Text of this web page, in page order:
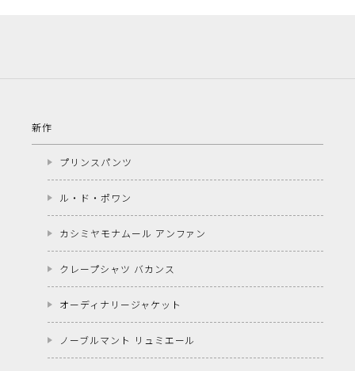
新作
プリンスパンツ
ル・ド・ポワン
カシミヤモナムール アンファン
クレープシャツ バカンス
オーディナリージャケット
ノーブルマント リュミエール